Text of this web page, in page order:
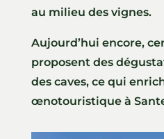
au milieu des vignes.
Aujourd’hui encore,
proposent des
des caves, ce qui
œnotouristique à